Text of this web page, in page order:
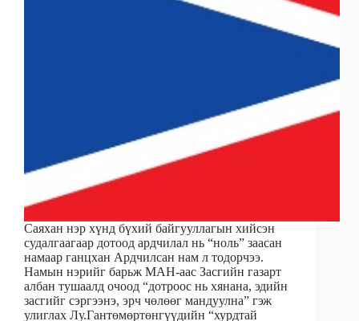
Саяхан нэр хүнд бүхий байгууллагын хийсэн
судалгаагаар дотоод ардчилал нь “ноль” заасан
намаар ганцхан Ардчилсан нам л тодорчээ.
Намын нэрийг барьж МАН-аас Засгийн газарт
албан тушаалд очоод “дотроос нь хянана, эдийн
засгийг сэргээнэ, эрч чөлөөг мандуулна” гэж
улиглах Лу.Гантөмөртөнгүүдийн “хурдтай